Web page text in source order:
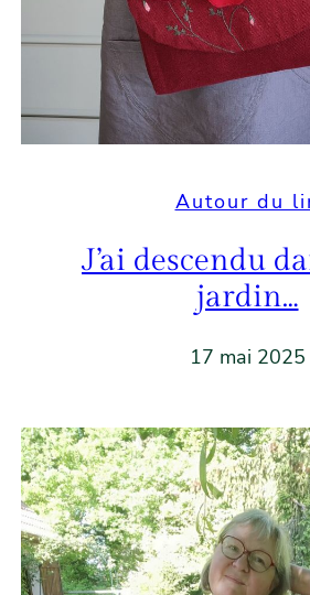
Autour du
J’ai descendu
jardin…
17 mai 2025